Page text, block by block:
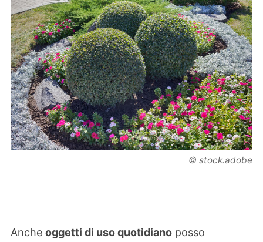
© stock.adobe
Anche oggetti di uso quotidiano posso